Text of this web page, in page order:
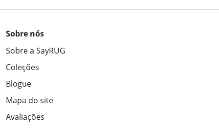
Sobre nós
Sobre a SayRUG
Coleções
Blogue
Mapa do site
Avaliações